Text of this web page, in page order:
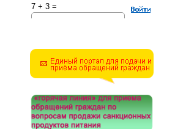
7 + 3 =